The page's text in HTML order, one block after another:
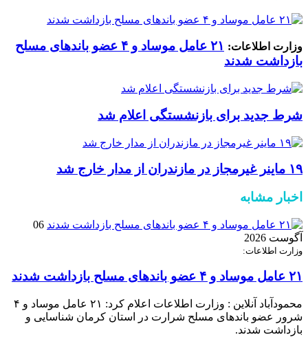
وزارت اطلاعات:
۲۱ عامل موساد و ۴ عضو باند‌های مسلح
بازداشت شدند
شرط جدید برای بازنشستگی اعلام شد
۱۹ ماینر غیرمجاز در مازندران از مدار خارج شد
اخبار مشابه
06
آگوست 2026
وزارت اطلاعات:
۲۱ عامل موساد و ۴ عضو باند‌های مسلح بازداشت شدند
محمودآباد آنلاین : وزارت اطلاعات اعلام کرد: ۲۱ عامل موساد و ۴
شرور عضو باند‌های مسلح شرارت در استان کرمان شناسایی و
بازداشت شدند.